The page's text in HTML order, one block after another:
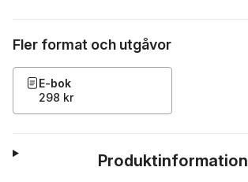
Fler format och utgåvor
E-bok
298 kr
Produktinformation